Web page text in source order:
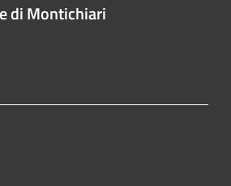
di Montichiari